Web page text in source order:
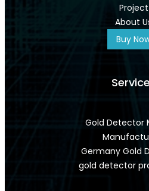
Project
About
Buy
Gold Detector
Germany Gold
gold detector